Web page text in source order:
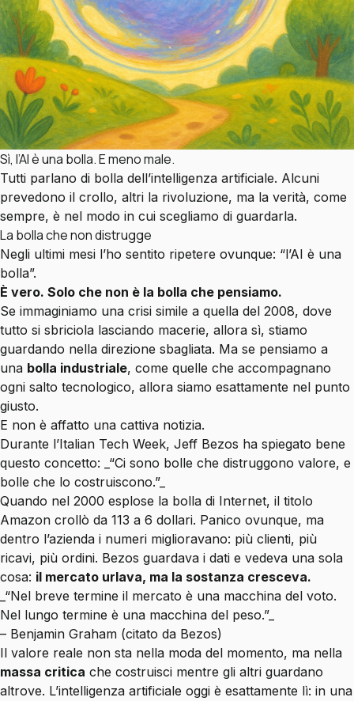
Sì, l’AI è una bolla. E meno male.
Tutti parlano di bolla dell’intelligenza artificiale. Alcuni
prevedono il crollo, altri la rivoluzione, ma la verità, come
sempre, è nel modo in cui scegliamo di guardarla.
La bolla che non distrugge
Negli ultimi mesi l’ho sentito ripetere ovunque: “l’AI è una
bolla”.
È vero. Solo che non è la bolla che pensiamo.
Se immaginiamo una crisi simile a quella del 2008, dove
tutto si sbriciola lasciando macerie, allora sì, stiamo
guardando nella direzione sbagliata. Ma se pensiamo a
una bolla industriale, come quelle che accompagnano
ogni salto tecnologico, allora siamo esattamente nel punto
giusto.
E non è affatto una cattiva notizia.
Durante l’Italian Tech Week, Jeff Bezos ha spiegato bene
questo concetto: _“Ci sono bolle che distruggono valore, e
bolle che lo costruiscono.”_
Quando nel 2000 esplose la bolla di Internet, il titolo
Amazon crollò da 113 a 6 dollari. Panico ovunque, ma
dentro l’azienda i numeri miglioravano: più clienti, più
ricavi, più ordini. Bezos guardava i dati e vedeva una sola
cosa: il mercato urlava, ma la sostanza cresceva.
_“Nel breve termine il mercato è una macchina del voto.
Nel lungo termine è una macchina del peso.”_
– Benjamin Graham (citato da Bezos)
Il valore reale non sta nella moda del momento, ma nella
massa critica che costruisci mentre gli altri guardano
altrove. L’intelligenza artificiale oggi è esattamente lì: in una